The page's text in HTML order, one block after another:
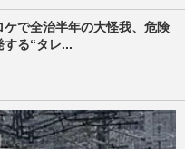
で全治半年の大怪我、危険
る“タレ...